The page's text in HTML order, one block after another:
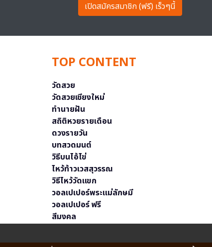
เปิดสมัครสมาชิก (ฟรี) เร็วๆนี้
TOP CONTENT
วัดสวย
วัดสวยเชียงใหม่
ทำนายฝัน
สถิติหวยรายเดือน
ดวงรายวัน
บทสวดมนต์
วิธีบนไอ้ไข่
ไหว้ท้าวเวสสุวรรณ
วิธีไหว้วัดแขก
วอลเปเปอร์พระแม่ลักษมี
วอลเปเปอร์ ฟรี
สีมงคล